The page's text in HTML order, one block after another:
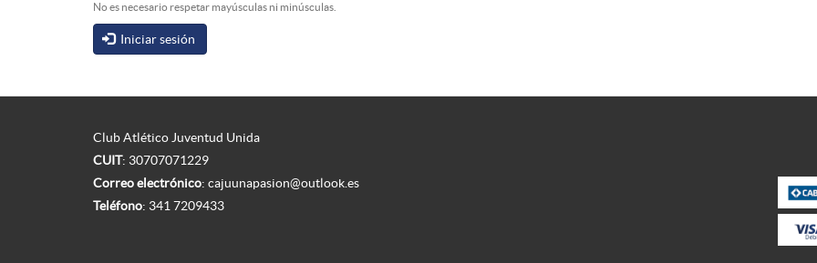
No es necesario respetar mayúsculas ni minúsculas.
Iniciar sesión
Club Atlético Juventud Unida
CUIT: 30707071229
Correo electrónico: cajuunapasion@outlook.es
Teléfono: 341 7209433